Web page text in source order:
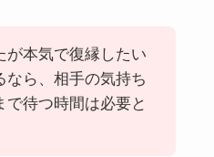
が本気で復縁したい
なら、相手の気持ち
で待つ時間は必要と